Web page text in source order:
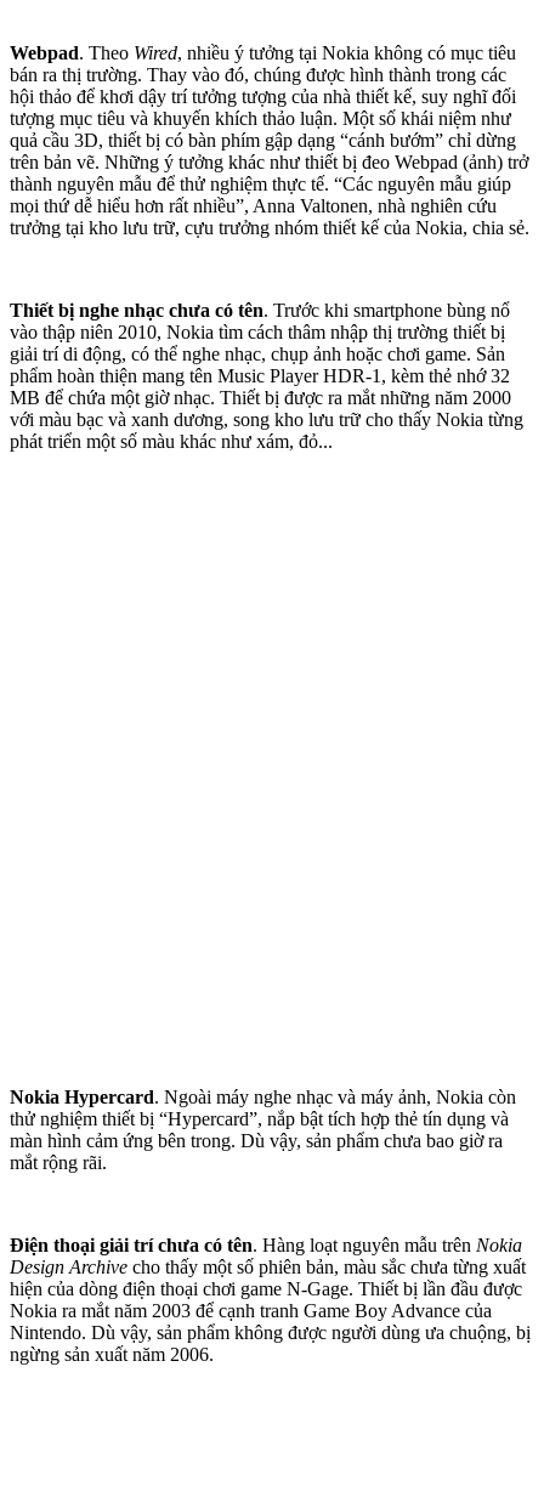
Webpad. Theo Wired, nhiều ý tưởng tại Nokia không có mục tiêu
bán ra thị trường. Thay vào đó, chúng được hình thành trong các
hội thảo để khơi dậy trí tưởng tượng của nhà thiết kế, suy nghĩ đối
tượng mục tiêu và khuyến khích thảo luận. Một số khái niệm như
quả cầu 3D, thiết bị có bàn phím gập dạng “cánh bướm” chỉ dừng
trên bản vẽ. Những ý tưởng khác như thiết bị đeo Webpad (ảnh) trở
thành nguyên mẫu để thử nghiệm thực tế. “Các nguyên mẫu giúp
mọi thứ dễ hiểu hơn rất nhiều”, Anna Valtonen, nhà nghiên cứu
trưởng tại kho lưu trữ, cựu trưởng nhóm thiết kế của Nokia, chia sẻ.
Thiết bị nghe nhạc chưa có tên. Trước khi smartphone bùng nổ
vào thập niên 2010, Nokia tìm cách thâm nhập thị trường thiết bị
giải trí di động, có thể nghe nhạc, chụp ảnh hoặc chơi game. Sản
phẩm hoàn thiện mang tên Music Player HDR-1, kèm thẻ nhớ 32
MB để chứa một giờ nhạc. Thiết bị được ra mắt những năm 2000
với màu bạc và xanh dương, song kho lưu trữ cho thấy Nokia từng
phát triển một số màu khác như xám, đỏ...
Nokia Hypercard. Ngoài máy nghe nhạc và máy ảnh, Nokia còn
thử nghiệm thiết bị “Hypercard”, nắp bật tích hợp thẻ tín dụng và
màn hình cảm ứng bên trong. Dù vậy, sản phẩm chưa bao giờ ra
mắt rộng rãi.
Điện thoại giải trí chưa có tên. Hàng loạt nguyên mẫu trên Nokia
Design Archive cho thấy một số phiên bản, màu sắc chưa từng xuất
hiện của dòng điện thoại chơi game N-Gage. Thiết bị lần đầu được
Nokia ra mắt năm 2003 để cạnh tranh Game Boy Advance của
Nintendo. Dù vậy, sản phẩm không được người dùng ưa chuộng, bị
ngừng sản xuất năm 2006.